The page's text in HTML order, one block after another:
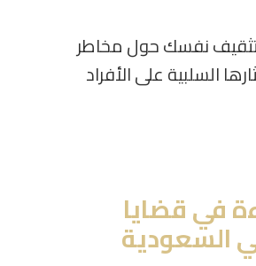
نفسك حول مخاطر
السلبية على الأفراد
في قضايا
السعودية